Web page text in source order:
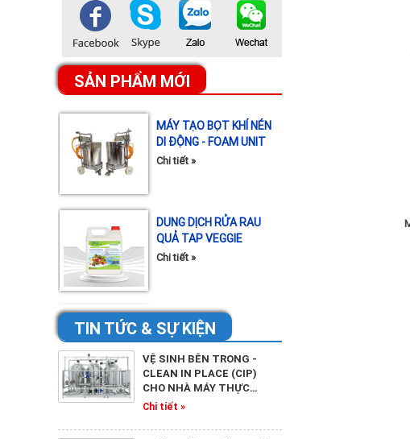
SẢN PHẨM MỚI
BỘ PHA LOÃNG HÓA
CHẤT
Chi tiết »
DI ĐỘNG - FOAM UNIT
Chi tiết »
QUẢ TAP VEGGIE
Chi tiết »
TAP VEGGIE
Chi tiết »
TẨY RỬA ĐA NĂNG P-
CLEAN A
Chi tiết »
TIN TỨC & SỰ KIỆN
VỆ SINH BÊN TRONG -
CLEAN IN PLACE (CIP)
CHO NHÀ MÁY THỰC…
Chi tiết »